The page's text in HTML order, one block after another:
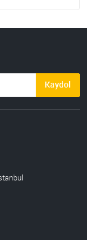
Kaydol